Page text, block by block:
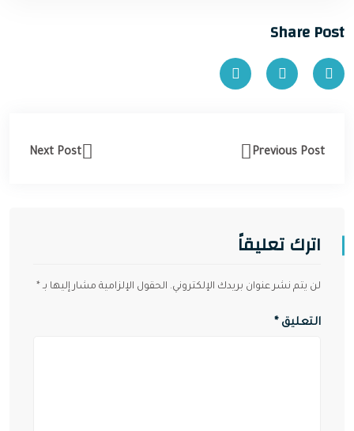
Share Post
Previous Post
Next Post
اترك تعليقاً
لن يتم نشر عنوان بريدك الإلكتروني. الحقول الإلزامية مشار إليها بـ *
التعليق *